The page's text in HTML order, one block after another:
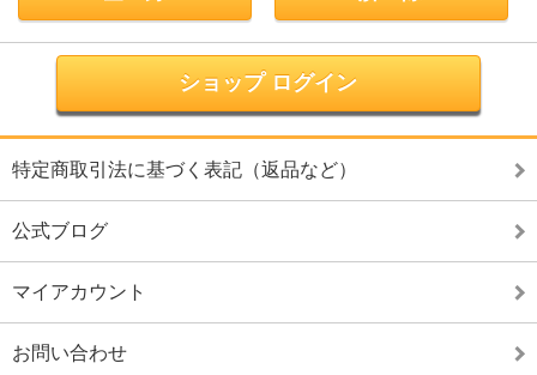
ショップ ログイン
特定商取引法に基づく表記（返品など）
公式ブログ
マイアカウント
お問い合わせ